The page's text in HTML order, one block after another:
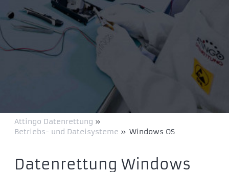
Attingo Datenrettung »
Betriebs- und Dateisysteme » Windows OS
Datenrettung Windows